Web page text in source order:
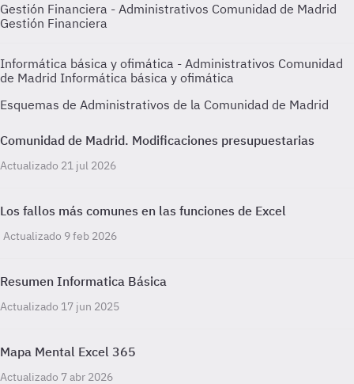
Gestión Financiera - Administrativos Comunidad de Madrid
Gestión Financiera
Informática básica y ofimática - Administrativos Comunidad
de Madrid Informática básica y ofimática
Esquemas de Administrativos de la Comunidad de Madrid
Comunidad de Madrid. Modificaciones presupuestarias
Actualizado 21 jul 2026
Los fallos más comunes en las funciones de Excel
Actualizado 9 feb 2026
Resumen Informatica Básica
Actualizado 17 jun 2025
Mapa Mental Excel 365
Actualizado 7 abr 2026